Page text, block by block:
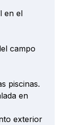
en el
campo
piscinas.
en
exterior